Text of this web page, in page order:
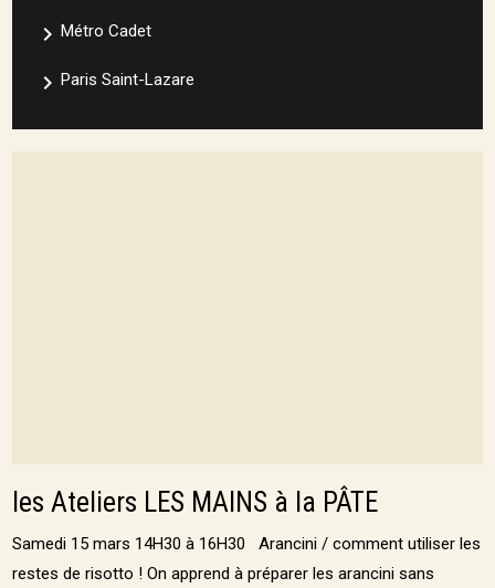
navigate_nextMétro Cadet
navigate_nextParis Saint-Lazare
les Ateliers LES MAINS à la PÂTE
Samedi 15 mars 14H30 à 16H30 Arancini / comment utiliser les
restes de risotto ! On apprend à préparer les arancini sans